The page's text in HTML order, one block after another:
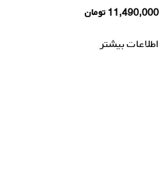
11,490,000 تومان
اطلاعات بیشتر